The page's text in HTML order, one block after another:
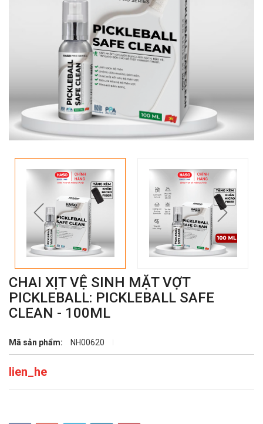
prev next
CHAI XỊT VỆ SINH MẶT VỢT
PICKLEBALL: PICKLEBALL SAFE
CLEAN - 100ML
Mã sản phẩm: NH00620
lien_he